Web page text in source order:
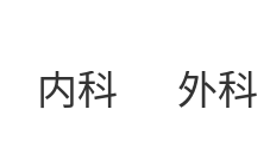
内科 外科